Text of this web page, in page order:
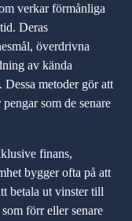
verkar förmånliga
Deras
överdrivna
av kända
metoder gör att
som de senare
finans,
bygger ofta på att
betala ut vinster till
förr eller senare